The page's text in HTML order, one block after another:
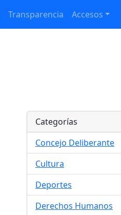
Transparencia Accesos
Categorías
Concejo Deliberante
Cultura
Deportes
Derechos Humanos